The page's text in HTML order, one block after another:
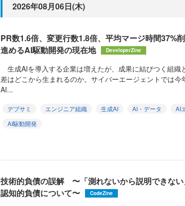
2026年08月06日(木)
PR数1.6倍、変更行数1.8倍、平均マージ時間37%
進めるAI駆動開発の現在地
DeveloperZine
生成AIを導入する企業は増えたが、成果に結びつく組織
差はどこから生まれるのか。サイバーエージェントでは今
AI...
デブサミ エンジニア組織 生成AI AI・データ
AI
AI駆動開発
技術的負債の誤解 〜「測れないから説明できない
認知的負債について〜
CodeZine